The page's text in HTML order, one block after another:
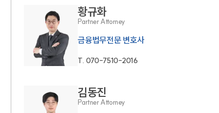
황규화
Partner Attorney
금융법무전문 변호사
T. 070-7510-2016
김동진
Partner Attorney